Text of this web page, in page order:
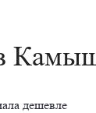
дешевле